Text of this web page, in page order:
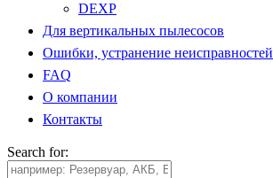
DEXP
Для вертикальных пылесосов
Ошибки, устранение неисправностей
FAQ
О компании
Контакты
Search for: